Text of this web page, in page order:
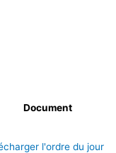
Document
l'ordre du jour